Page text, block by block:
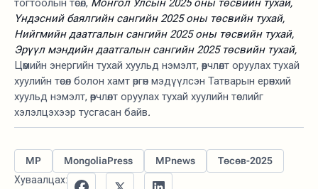
тогтоолын төсөл, Монгол Улсын 2025 оны төсвийн тухай,
Үндэсний баялгийн сангийн 2025 оны төсвийн тухай,
Нийгмийн даатгалын сангийн 2025 оны төсвийн тухай,
Эрүүл мэндийн даатгалын сангийн 2025 төсвийн тухай,
Цөмийн энергийн тухай хуульд нэмэлт, өөрчлөлт оруулах тухай
хуулийн төсөл болон хамт өргөн мэдүүлсэн Татварын ерөнхий
хуульд нэмэлт, өөрчлөлт оруулах тухай хуулийн төслийг
хэлэлцэхээр тусгасан байв.
MP MongoliaPress MPnews
Төсөв-2025
Хуваалцах: